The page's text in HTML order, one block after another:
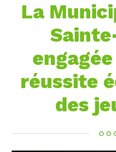
La
réussite
des